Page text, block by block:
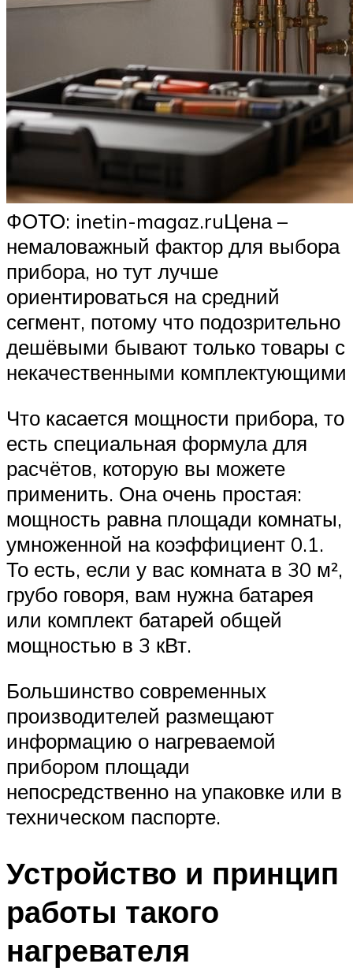
ФОТО: inetin-magaz.ruЦена –
немаловажный фактор для выбора
прибора, но тут лучше
ориентироваться на средний
сегмент, потому что подозрительно
дешёвыми бывают только товары с
некачественными комплектующими
Что касается мощности прибора, то
есть специальная формула для
расчётов, которую вы можете
применить. Она очень простая:
мощность равна площади комнаты,
умноженной на коэффициент 0.1.
То есть, если у вас комната в 30 м²,
грубо говоря, вам нужна батарея
или комплект батарей общей
мощностью в 3 кВт.
Большинство современных
производителей размещают
информацию о нагреваемой
прибором площади
непосредственно на упаковке или в
техническом паспорте.
Устройство и принцип
работы такого
нагревателя